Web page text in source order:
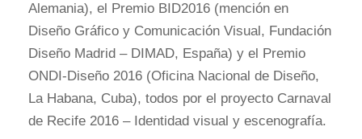
Alemania), el Premio BID2016 (mención en
Diseño Gráfico y Comunicación Visual, Fundación
Diseño Madrid – DIMAD, España) y el Premio
ONDI-Diseño 2016 (Oficina Nacional de Diseño,
La Habana, Cuba), todos por el proyecto Carnaval
de Recife 2016 – Identidad visual y escenografía.